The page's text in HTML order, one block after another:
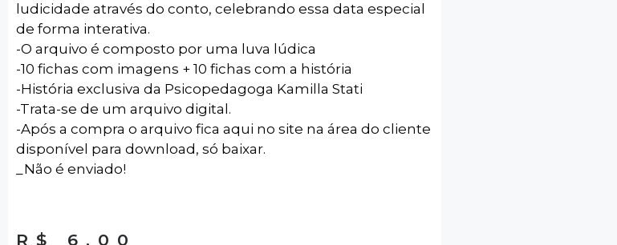
ludicidade através do conto, celebrando essa data especial
de forma interativa.
-️O arquivo é composto por uma luva lúdica
️-10 fichas com imagens + 10 fichas com a história
-️História exclusiva da Psicopedagoga Kamilla Stati
️-Trata-se de um arquivo digital.
-Após a compra o arquivo fica aqui no site na área do cliente
disponível para download, só baixar.
_Não é enviado!
R$ 6,00